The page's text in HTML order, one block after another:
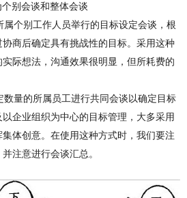
个别会谈和整体会谈
个别工作人员举行的目标设定会谈，根
商后确定具有挑战性的目标。采用这种
实际想法，沟通效果很明显，但所耗费的
量的所属员工进行共同会谈以确定目标
企业组织为中心的目标管理，大多采用
体创意。在使用这种方式时，我们要注
注意进行会谈汇总。